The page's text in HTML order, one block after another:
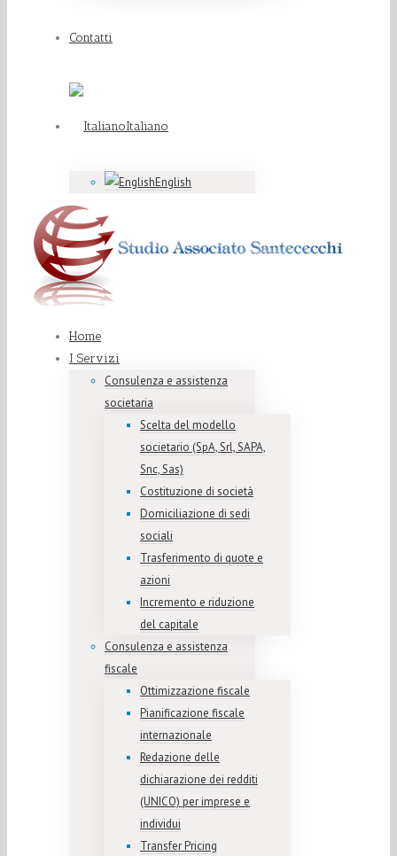
Contatti
Italiano
English
Home
I Servizi
Consulenza e assistenza
societaria
Scelta del modello
societario (SpA, Srl, SAPA,
Snc, Sas)
Costituzione di società
Domiciliazione di sedi
sociali
Trasferimento di quote e
azioni
Incremento e riduzione
del capitale
Consulenza e assistenza
fiscale
Ottimizzazione fiscale
Pianificazione fiscale
internazionale
Redazione delle
dichiarazione dei redditi
(UNICO) per imprese e
individui
Transfer Pricing